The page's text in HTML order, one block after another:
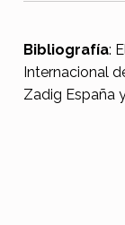
Bibliografía:
Internacional
Zadig España